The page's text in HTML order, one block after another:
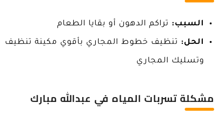
السبب: تراكم الدهون أو بقايا الطعام
الحل: تنظيف خطوط المجاري بأقوي مكينة تنظيف
وتسليك المجاري
مشكلة تسربات المياه في عبدالله مبارك